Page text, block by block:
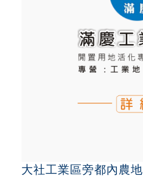
大社工業區旁都內農地